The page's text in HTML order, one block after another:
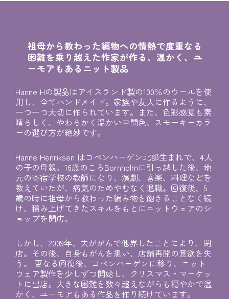
祖母から教わった編物への情熱で度重なる
困難を乗り越えた作家が作る、温かく、ユ
ーモアもあるニット製品
Hanne Hの製品はアイスランド製の100％のウールを使
用し、全てハンドメイド。家族や友人に作るように、
一つ一つ大切に作られています。また、色彩感覚も素
晴らしく、やわらかく温かい中間色、スモーキーカラ
ーの選び方が絶妙です。
Hanne Henriksen はコペンハーゲン北部生まれで、4人
の子の母親。16歳のころBornholmに引っ越した後、地
元の寄宿学校の教師になり、演劇、音楽、料理などを
教えていたが、病気のためやむなく退職。回復後、5
歳の時に祖母から教わった編み物を飽きることなく続
け、積み上げてきたスキルをもとにニットウェアのシ
ョップを開店。
しかし、2009年、夫ががんで他界したことにより、閉
店。その後、自身もがんを患い、店舗再開の意欲を失
う。 更なる回復後、コペンハーゲンに移り、ニット
ウェア製作を少しずつ開始し、クリスマス・マーケッ
トに出店。大きな困難を数々超えながらも穏やかで温
かく、ユーモアもある作品を作り続けています。